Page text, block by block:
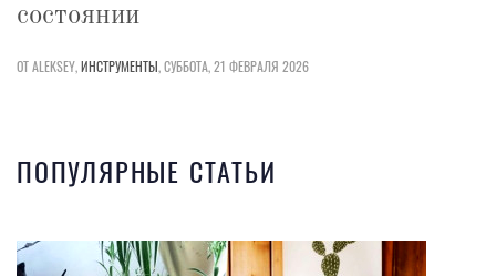
состоянии
ОТ ALEKSEY,ИНСТРУМЕНТЫ,СУББОТА, 21 ФЕВРАЛЯ 2026
ПОПУЛЯРНЫЕ СТАТЬИ